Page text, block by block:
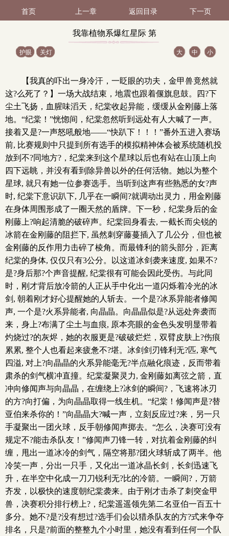
首页 上一章 返回目录 下一页
我靠植物系爆红星际 第
护眼 关灯 大 中 小
【我真的吓出一身冷汗，一眨眼的功夫，金甲兽竟然就
这?么死了？】一场大战结束，地震也跟着偃旗息鼓。四?下
尘土飞扬，血腥味滔天，纪棠收起异能，缓缓从金刚藤上落
地。“纪棠！”恍惚间，纪棠忽然听到远处有人大喊了一声。
接着又是?一声怒吼般地——“快趴下！！！”番外五进入赛场
前, 比赛规则中只提到所有选手的模拟精神体会被系统随机投
放到不?同地方?，纪棠来到这个星球以后也有站在山顶上向
四下远眺，并没有看到除异兽以外的任何活物。她以为整个
星球, 就只有她一位参赛选手。当听到这声有些熟悉的女?声
时, 纪棠下意识趴下, 几乎在一瞬间?就调动出灵力，用金刚藤
在身体周围形成了一圈天然的盾牌。下一秒，纪棠身后的金
刚藤上?响起清脆的破碎声。纪棠回身看去, 一截长而尖锐的
冰箭在金刚藤的阻拦下, 虽然刺穿藤蔓插入了几公分，但也被
金刚藤的反作用力击碎了棱角。而最锋利的箭头部分，距离
纪棠的身体, 仅仅只有3公分。以这道冰剑袭来速度, 如果不?
是?身后那?个声音提醒, 纪棠很有可能会因此受伤。与此同
时，刚才背后放冷箭的人正从手中化出一道闪烁着冷光的冰
剑, 朝着刚才好心提醒她的人斩去。一个是?冰系异能者修闻
声, 一个是?火系异能者, 向晶晶。向晶晶似是?从远处奔袭而
来，身上?布满了尘土与血痕, 原本亮眼的金色头发明显带着
灼烧过?的灰烬，她的衣服更是?破破烂烂，双臂皮肤上?伤痕
累累, 整个人也看起来疲惫不?堪。冰剑剑刃锋利无?匹, 寒气
四溢, 对上?向晶晶的火系异能毫无?半点融化痕迹，反而带着
肃杀的剑气横冲直撞。纪棠凝聚灵力, 金刚藤如离弦之箭，直
冲向修闻声与向晶晶，在缠绕上?冰剑的瞬间?，飞速将冰刃
的方?向打偏，为向晶晶取得一线生机。“纪棠！修闻声是?替
亚伯来杀你的！”向晶晶大?喊一声，立刻反应过?来，另一只
手凝聚出一团火球，反手朝修闻声掷去。“怎么，决赛可没有
规定不?能击杀队友！”修闻声刀锋一转，对抗着金刚藤的纠
缠，甩出一道冰冷的剑气，隔空将那?团火球斩成了两半。他
冷笑一声，分出一只手，又化出一道冰晶长剑，长剑迅速飞
升，在半空中化成一刀刀锐利无?比的冷箭。一瞬间?，万箭
齐发，以极快的速度朝纪棠袭来。由于刚才击杀了刺突金甲
兽，决赛积分排行榜上?，纪棠遥遥领先第二名亚伯一百五十
多分。她不?是?没有想过?选手们会以猎杀队友的方?式来争夺
排名，只是?前面的整整九个小时里，她没有看到任何一个队